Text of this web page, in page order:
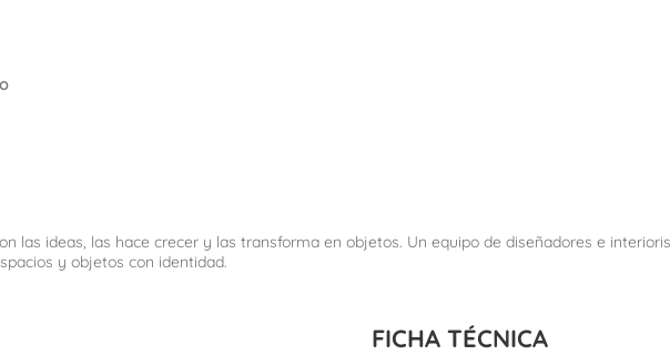
las ideas, las hace crecer y las transforma en objetos. Un equipo de diseñadores e
y objetos con identidad.
FICHA TÉCNICA